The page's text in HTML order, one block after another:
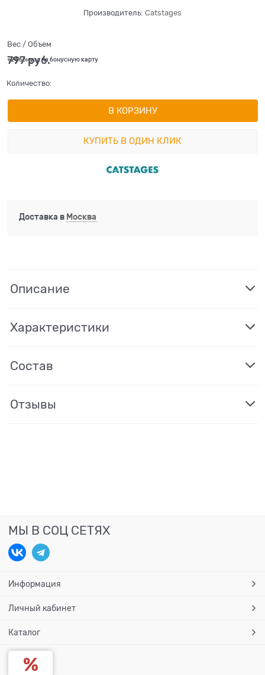
Производитель: Catstages
Вес / Объем
797 руб.
+24 бонуса на бонусную карту
Количество:
В КОРЗИНУ
КУПИТЬ В ОДИН КЛИК
Доставка в Москва
Описание
Характеристики
Состав
Отзывы
МЫ В СОЦ СЕТЯХ
Информация
Личный кабинет
Каталог